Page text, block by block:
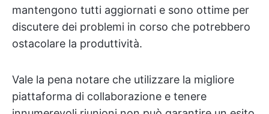
mantengono tutti aggiornati e sono ottime per
discutere dei problemi in corso che potrebbero
ostacolare la produttività.
Vale la pena notare che utilizzare la migliore
piattaforma di collaborazione e tenere